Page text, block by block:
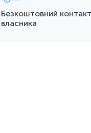
Безкоштовний контакт
власника